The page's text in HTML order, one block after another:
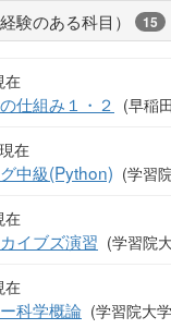
験のある科目） 15
在
仕組み１・２ (早稲
在
中級(Python) (学習
在
イブズ演習 (学習院
在
科学概論 (学習院大